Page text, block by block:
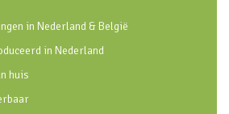
in Nederland & België
in Nederland
huis